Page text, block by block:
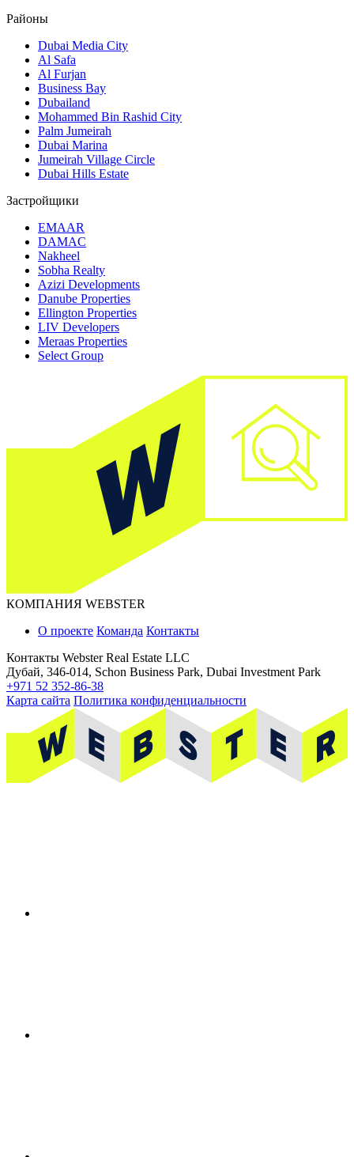
Районы
Dubai Media City
Al Safa
Al Furjan
Business Bay
Dubailand
Mohammed Bin Rashid City
Palm Jumeirah
Dubai Marina
Jumeirah Village Circle
Dubai Hills Estate
Застройщики
EMAAR
DAMAC
Nakheel
Sobha Realty
Azizi Developments
Danube Properties
Ellington Properties
LIV Developers
Meraas Properties
Select Group
КОМПАНИЯ WEBSTER
О проекте Команда Контакты
Контакты Webster Real Estate LLC
Дубай, 346-014, Schon Business Park, Dubai Investment Park
+971 52 352-86-38
Карта сайта Политика конфиденциальности